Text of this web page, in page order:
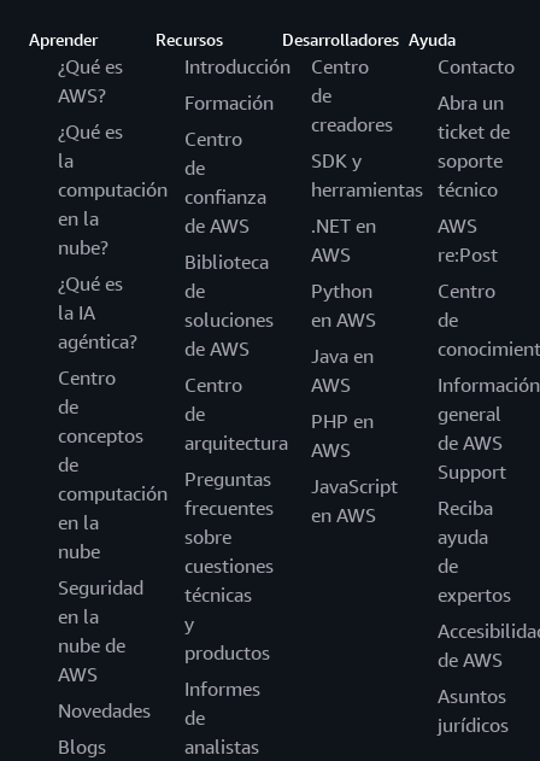
Aprender
¿Qué es
AWS?
¿Qué es
la
computación
en la
nube?
¿Qué es
la IA
agéntica?
Centro
de
conceptos
de
computación
en la
nube
Seguridad
en la
nube de
AWS
Novedades
Blogs
Recursos
Introducción
Formación
Centro
de
confianza
de AWS
Biblioteca
de
soluciones
de AWS
Centro
de
arquitectura
Preguntas
frecuentes
sobre
cuestiones
técnicas
y
productos
Informes
de
analistas
Desarrolladores
Centro
de
creadores
SDK y
herramientas
.NET en
AWS
Python
en AWS
Java en
AWS
PHP en
AWS
JavaScript
en AWS
Ayuda
Contacto
Abra un
ticket de
soporte
técnico
AWS
re:Post
Centro
de
Información
general
de AWS
Support
Reciba
ayuda
de
expertos
de AWS
Asuntos
jurídicos